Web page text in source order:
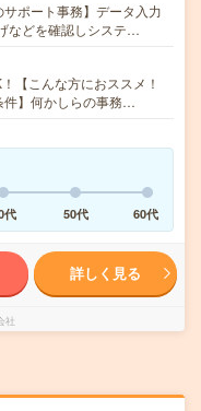
サポート事務】データ入力
などを確認しシステ…
【こんな方におススメ！
件】何かしらの事務…
代 50代 60代
詳しく見る
社